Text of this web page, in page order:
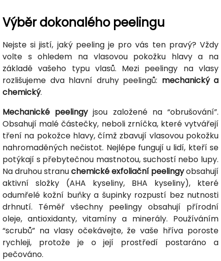
Výběr dokonalého peelingu
Nejste si jistí, jaký peeling je pro vás ten pravý? Vždy
volte s ohledem na vlasovou pokožku hlavy a na
základě vašeho typu vlasů. Mezi peelingy na vlasy
rozlišujeme dva hlavní druhy peelingů: mechanický a
chemický.
Mechanické peelingyjsou založené na “obrušování”.
Obsahují malé částečky, neboli zrníčka, které vytvářejí
tření na pokožce hlavy, čímž zbavují vlasovou pokožku
nahromaděných nečistot. Nejlépe fungují u lidí, kteří se
potýkají s přebytečnou mastnotou, suchostí nebo lupy.
Na druhou stranuchemické exfoliační peelingyobsahují
aktivní složky (AHA kyseliny, BHA kyseliny), které
odumřelé kožní buňky a šupinky rozpustí bez nutnosti
drhnutí. Téměř všechny peelingy obsahují přírodní
oleje, antioxidanty, vitamíny a minerály. Používáním
“scrubů” na vlasy očekávejte, že vaše hříva poroste
rychleji, protože je o její prostředí postaráno a
pečováno.